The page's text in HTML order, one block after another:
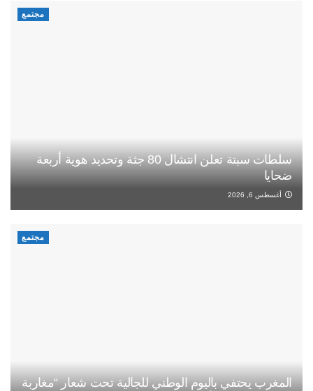
مجتمع
سلطات سبتة تعلن انتشال 80 جثة وتحديد هوية أربعة
ضحايا
أغسطس 6, 2026
مجتمع
المغرب يحتفي باليوم الوطني للجالية تحت شعار “مغاربة